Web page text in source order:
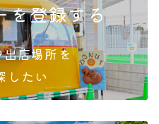
を登録する
店場所を
したい